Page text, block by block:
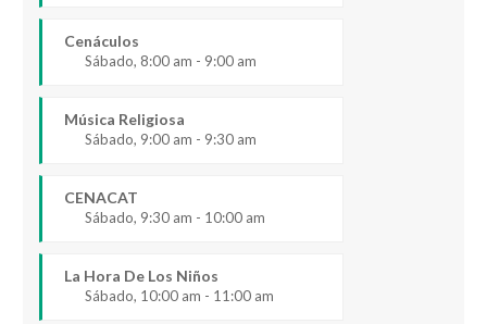
Cenáculos
Sábado, 8:00 am - 9:00 am
Música Religiosa
Sábado, 9:00 am - 9:30 am
CENACAT
Sábado, 9:30 am - 10:00 am
La Hora De Los Niños
Sábado, 10:00 am - 11:00 am